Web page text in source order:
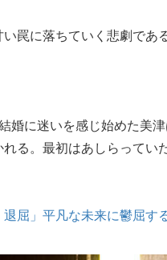
罠に落ちていく悲劇である
婚に迷いを感じ始めた美
る。最初はあしらって
退屈」平凡な未来に鬱屈